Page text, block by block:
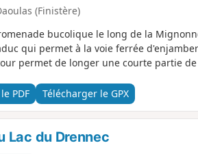
(Finistère)
bucolique le long de la
qui permet à la voie ferrée
permet de longer une courte partie
PDF Télécharger le GPX
Lac du Drennec